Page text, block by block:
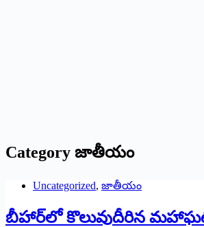
Category జాతీయం
Uncategorized, జాతీయం
బీహార్‌లో కొలువుదీరిన